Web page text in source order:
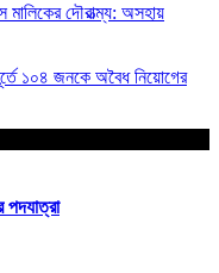
মালিকের দৌরাত্ম্য: অসহায়
১০৪ জনকে অবৈধ নিয়োগের
পদযাত্রা